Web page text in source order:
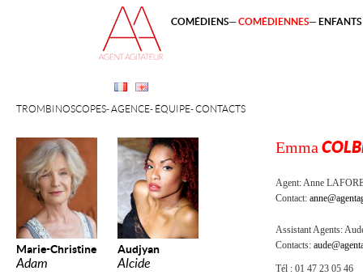
Marie-Christine
Adam
Audjyan
Alcide
TROMBINOSCOPES AGENCE ÉQUIPE CONTACTS
COMÉDIENS COMÉDIENNES
Emma
Agent:Anne
Contact:
Assistant Agents:
Contacts:
Tél : 01 47 23 05 46